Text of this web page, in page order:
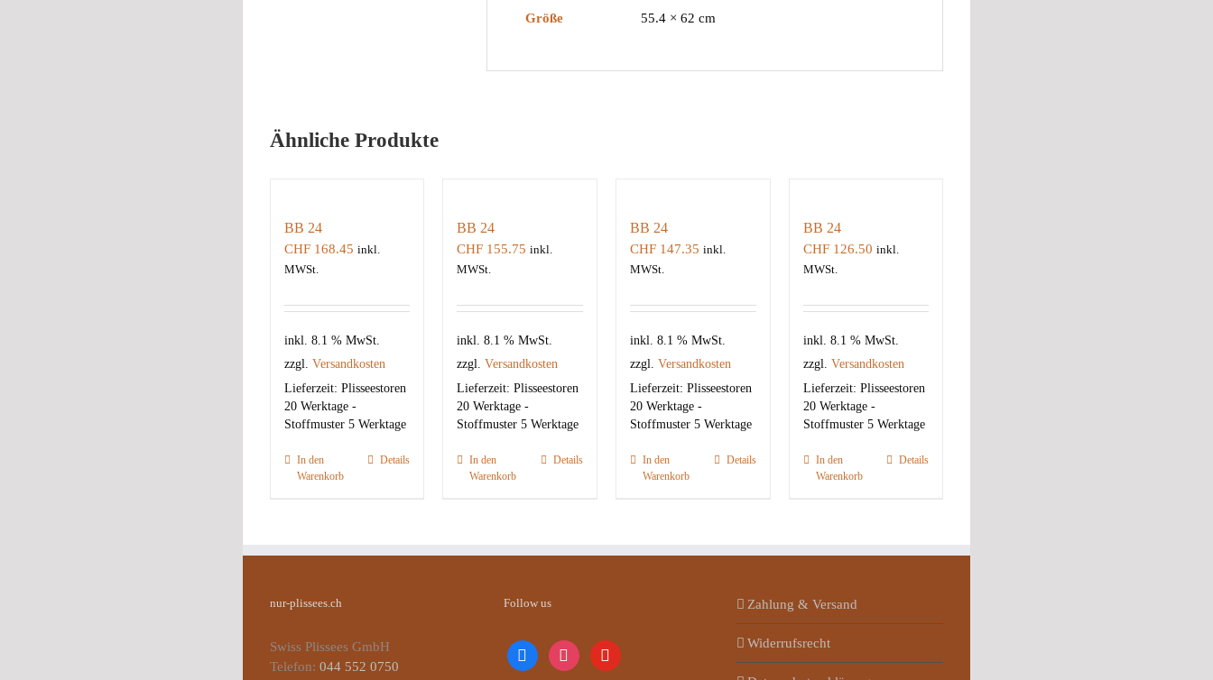
Größe 55.4 × 62 cm
Ähnliche Produkte
BB 24
CHF168.45 inkl.
MWSt.
inkl. 8.1 % MwSt.
zzgl. Versandkosten
Lieferzeit: Plisseestoren
20 Werktage -
Stoffmuster 5 Werktage
In den
Warenkorb
Details
BB 24
CHF 155.75 inkl.
MWSt.
inkl. 8.1 % MwSt.
zzgl.Versandkosten
Lieferzeit:Plisseestoren
20 Werktage -
Stoffmuster 5 Werktage
In den
Warenkorb
Details
BB 24
CHF147.35 inkl.
MWSt.
inkl. 8.1 % MwSt.
zzgl. Versandkosten
Lieferzeit: Plisseestoren
20 Werktage -
Stoffmuster 5 Werktage
In den
Warenkorb
Details
BB 24
CHF126.50 inkl.
MWSt.
inkl. 8.1 % MwSt.
zzgl. Versandkosten
Lieferzeit: Plisseestoren
20 Werktage -
Stoffmuster 5 Werktage
In den
Warenkorb
Details
nur-plissees.ch
Swiss Plissees GmbH
Telefon: 044 552 0750
Follow us
facebookinstagramyoutube
Zahlung & Versand
Widerrufsrecht